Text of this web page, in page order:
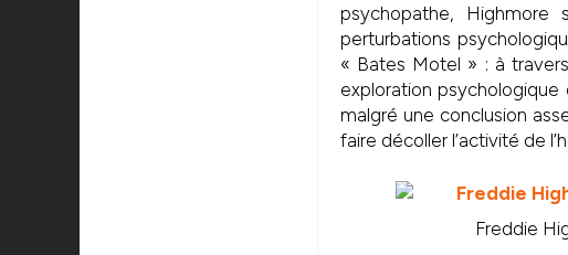
psychopathe, Highmore
perturbations
« Bates Motel » : à
exploration
malgré une conclusion
faire décoller l’activité de
Freddie